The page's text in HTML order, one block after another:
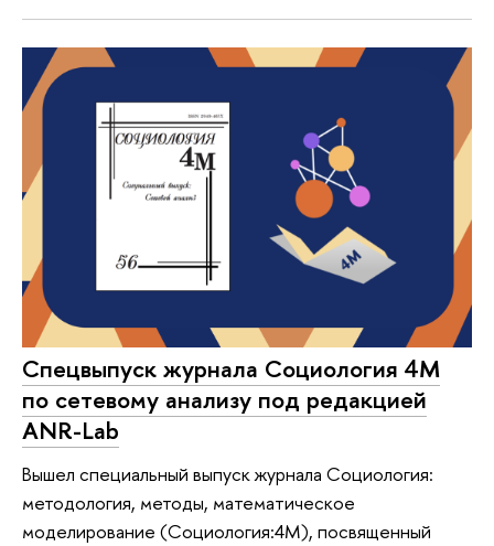
Спецвыпуск журнала Социология 4М
по сетевому анализу под редакцией
ANR-Lab
Вышел специальный выпуск журнала Социология:
методология, методы, математическое
моделирование (Социология:4М), посвященный